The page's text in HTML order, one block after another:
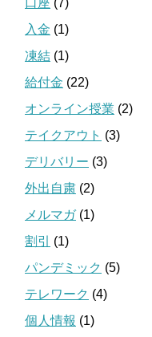
入金 (1)
凍結 (1)
給付金 (22)
オンライン授業 (2)
テイクアウト (3)
デリバリー (3)
外出自粛 (2)
メルマガ(1)
割引
(1)
パンデミック (5)
テレワーク (4)
個人情報 (1)